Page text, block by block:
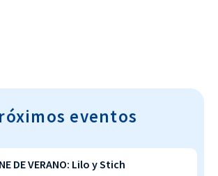
eventos
DE VERANO: Lilo y Stich